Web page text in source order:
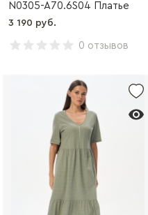
N0305-A70.6S04 Платье
3 190 руб.
0 отзывов